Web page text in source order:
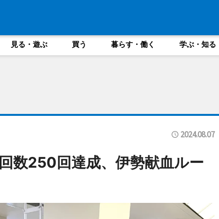
見る・遊ぶ 買う 暮らす・働く 学ぶ・知る
2024.08.07
数250回達成、伊勢献血ルー